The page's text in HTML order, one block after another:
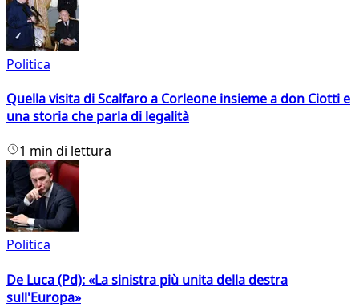
Politica
Quella visita di Scalfaro a Corleone insieme a don Ciotti e
una storia che parla di legalità
1 min di lettura
Politica
De Luca (Pd): «La sinistra più unita della destra
sull'Europa»